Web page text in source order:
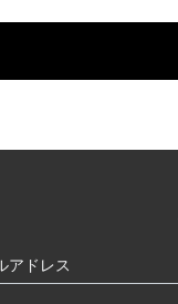
アドレス